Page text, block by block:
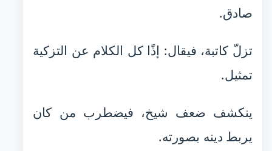
صادق.
تزلّ كاتبة، فيقال: إذًا كل الكلام عن التزكية
تمثيل.
ينكشف ضعف شيخ، فيضطرب من كان
يربط دينه بصورته.